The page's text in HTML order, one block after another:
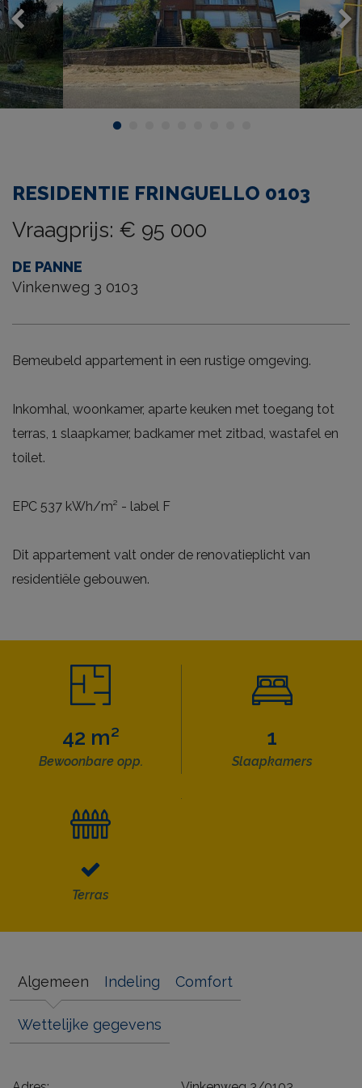
RESIDENTIE FRINGUELLO 0103
Vraagprijs: € 95 000
DE PANNE
Vinkenweg 3 0103
Bemeubeld appartement in een rustige omgeving.
Inkomhal, woonkamer, aparte keuken met toegang tot
terras, 1 slaapkamer, badkamer met zitbad, wastafel en
toilet.
EPC 537 kWh/m² - label F
Dit appartement valt onder de renovatieplicht van
residentiële gebouwen.
42 m²
Bewoonbare opp.
1
Slaapkamers
Terras
Algemeen Indeling Comfort
Wettelijke gegevens